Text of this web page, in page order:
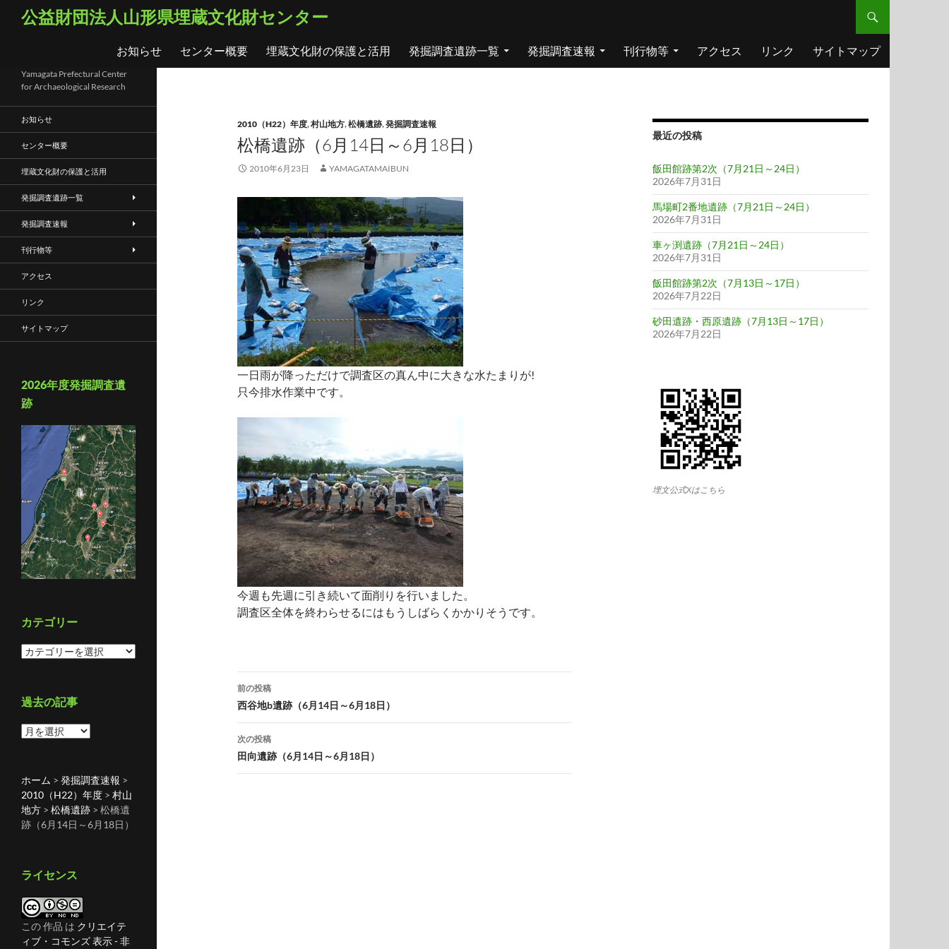
ス
プ
公益財団法人山形県埋蔵文化財センター
お知らせ
センター概要 埋蔵文化財の保護と活用 発掘調査遺跡一覧 発掘調査速報 刊行物等 アクセス リンク サイトマップ
2010（H22）年度,村山地方,松橋遺跡,発掘調査速報
松橋遺跡（6月14日～6月18日）
2010年6月23日 YAMAGATAMAIBUN
一日雨が降っただけで調査区の真ん中に大きな水たまりが!
只今排水作業中です。
今週も先週に引き続いて面削りを行いました。
調査区全体を終わらせるにはもうしばらくかかりそうです。
投
稿
ナ
ビ
ゲ
前の投稿
西谷地b遺跡（6月14日～6月18日）
次の投稿
田向遺跡（6月14日～6月18日）
最近の投稿
飯田館跡第2次（7月21日～24日）
2026年7月31日
馬場町2番地遺跡（7月21日～24日）
2026年7月31日
車ヶ渕遺跡（7月21日～24日）
2026年7月31日
飯田館跡第2次（7月13日～17日）
2026年7月22日
砂田遺跡・西原遺跡（7月13日～17日）
2026年7月22日
埋文公式Xはこちら
Yamagata Prefectural Center
for Archaeological Research
お知らせ
センター概要
埋蔵文化財の保護と活用
発掘調査遺跡一覧
発掘調査速報
刊行物等
アクセス
リンク
サイトマップ
2026年度発掘調査遺
跡
カテゴリー
カ
リ
ー
過去の記事
過
記
事
ホーム > 発掘調査速報 >
2010（H22）年度 > 村山
地方 > 松橋遺跡 > 松橋遺
跡（6月14日～6月18日）
ライセンス
この 作品 は クリエイテ
ィブ・コモンズ 表示 - 非